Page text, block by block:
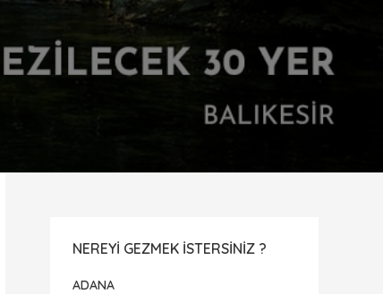
NEREYI GEZMEK ISTERSINIZ ?
ADANA